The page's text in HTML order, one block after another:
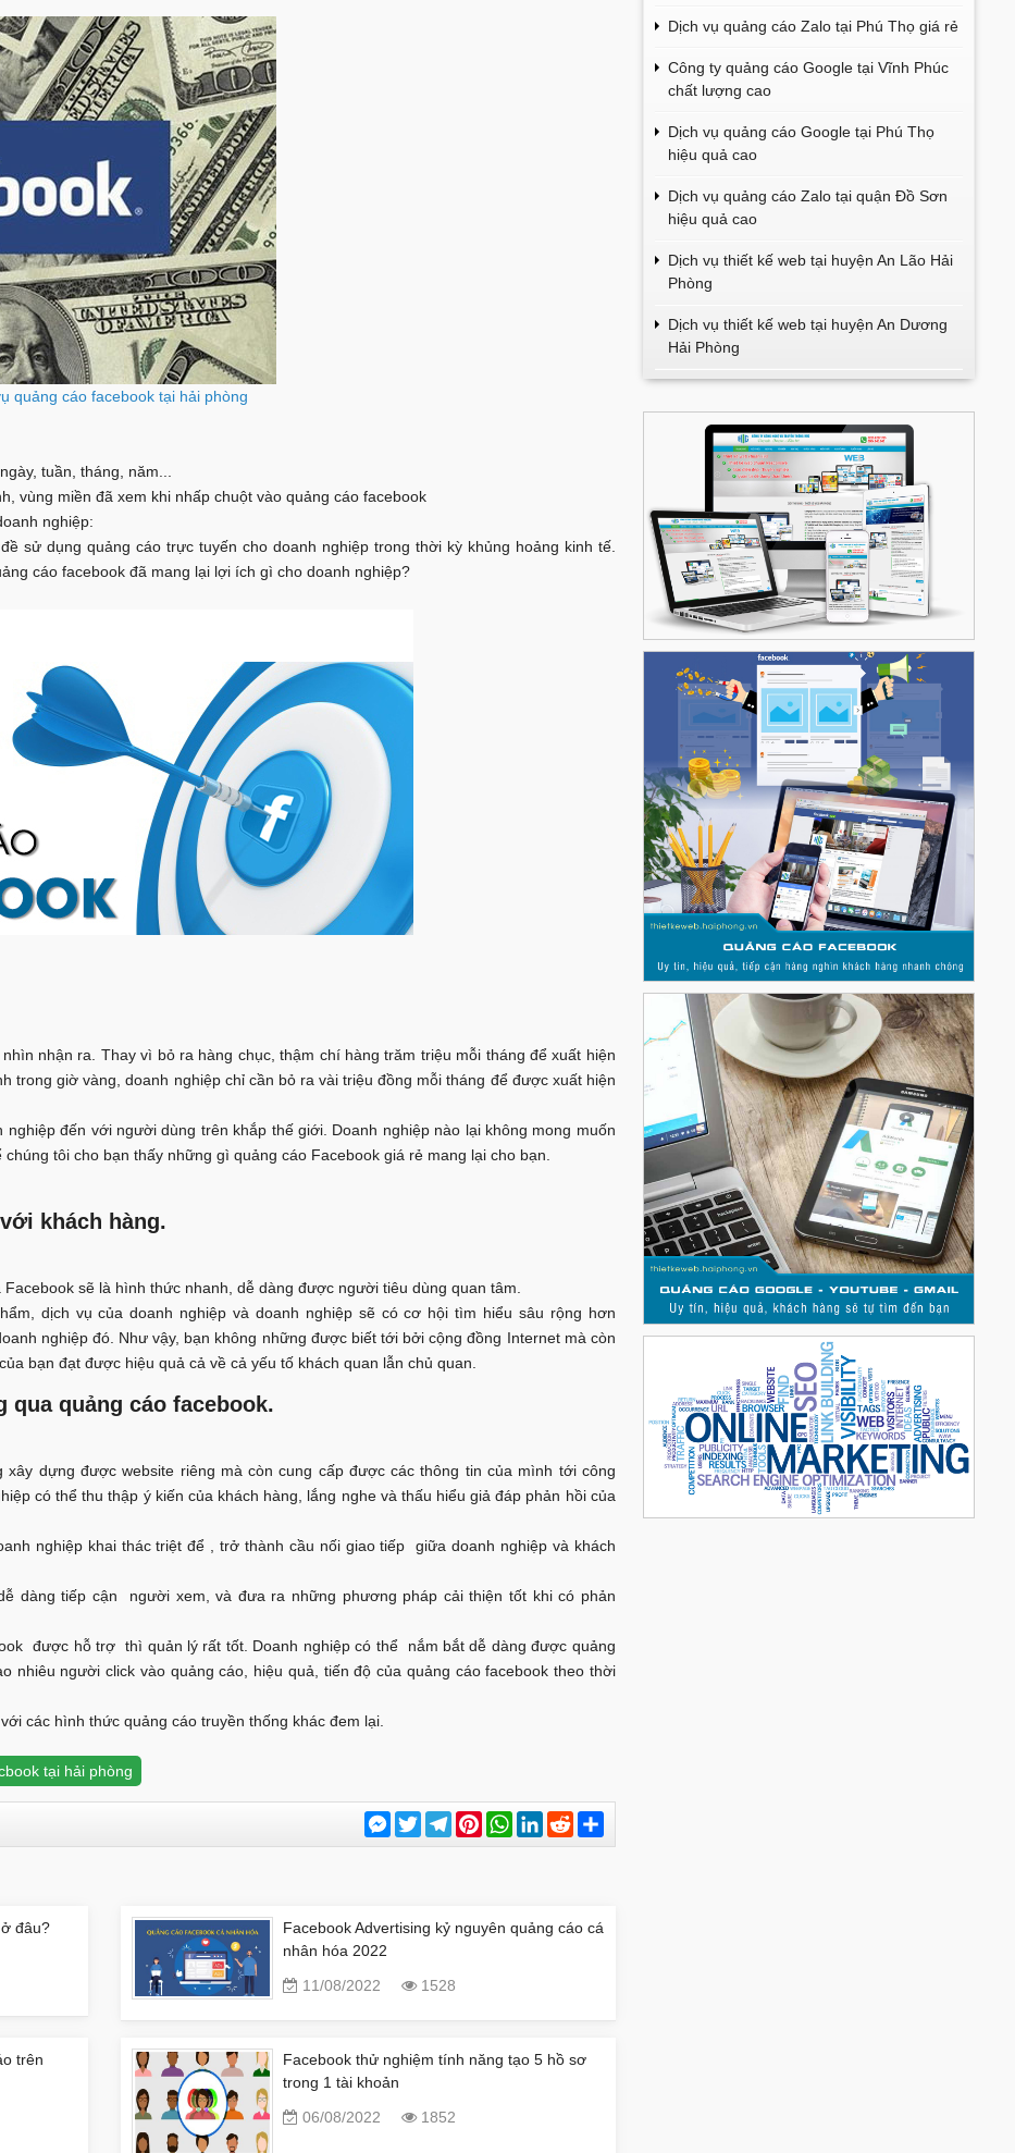
quảng cáo facebook tại hải phòng
tuần, tháng, năm...
vùng miền đã xem khi nhấp chuột vào quảng cáo facebook
nghiệp:
sử dụng quảng cáo trực tuyến cho doanh nghiệp trong thời kỳ khủng hoảng kinh tế.
cáo facebook đã mang lại lợi ích gì cho doanh nghiệp?
nhận ra. Thay vì bỏ ra hàng chục, thậm chí hàng trăm triệu mỗi tháng để xuất hiện
trong giờ vàng, doanh nghiệp chỉ cần bỏ ra vài triệu đồng mỗi tháng để được xuất hiện
đến với người dùng trên khắp thế giới. Doanh nghiệp nào lại không mong muốn
tôi cho bạn thấy những gì quảng cáo Facebook giá rẻ mang lại cho bạn.
khách hàng.
sẽ là hình thức nhanh, dễ dàng được người tiêu dùng quan tâm.
dịch vụ của doanh nghiệp và doanh nghiệp sẽ có cơ hội tìm hiểu sâu rộng hơn
nghiệp đó. Như vậy, bạn không những được biết tới bởi cộng đồng Internet mà còn
bạn đạt được hiệu quả cả về cả yếu tố khách quan lẫn chủ quan.
quảng cáo facebook.
dựng được website riêng mà còn cung cấp được các thông tin của mình tới công
có thể thu thập ý kiến của khách hàng, lắng nghe và thấu hiểu giả đáp phản hồi của
nghiệp khai thác triệt để , trở thành cầu nối giao tiếp giữa doanh nghiệp và khách
dàng tiếp cận người xem, và đưa ra những phương pháp cải thiện tốt khi có phản
được hỗ trợ thì quản lý rất tốt. Doanh nghiệp có thể nắm bắt dễ dàng được quảng
nhiêu người click vào quảng cáo, hiệu quả, tiến độ của quảng cáo facebook theo thời
các hình thức quảng cáo truyền thống khác đem lại.
tại hải phòng
Messenger
TwitterTelegramPinterestWhatsApp
LinkedInReddit
sẻ
đâu?
Facebook Advertising kỷ nguyên quảng cáo cá
nhân hóa 2022
11/08/2022
1528
trên
Facebook thử nghiệm tính năng tạo 5 hồ sơ
trong 1 tài khoản
06/08/2022
1852
Dịch vụ quảng cáo Zalo tại Phú Thọ giá rẻ
Công ty quảng cáo Google tại Vĩnh Phúc
chất lượng cao
Dịch vụ quảng cáo Google tại Phú Thọ
hiệu quả cao
Dịch vụ quảng cáo Zalo tại quận Đồ Sơn
hiệu quả cao
Dịch vụ thiết kế web tại huyện An Lão Hải
Phòng
Dịch vụ thiết kế web tại huyện An Dương
Hải Phòng